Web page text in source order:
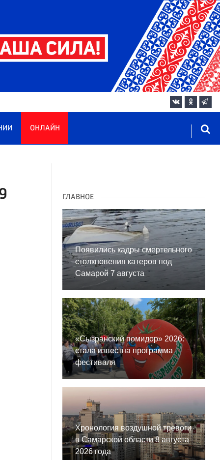
ОНЛАЙН
ГЛАВНОЕ
Появились кадры смертельного
столкновения катеров под
Самарой 7 августа
«Сызранский помидор» 2026:
стала известна программа
фестиваля
Хронология воздушной тревоги
в Самарской области 8 августа
2026 года